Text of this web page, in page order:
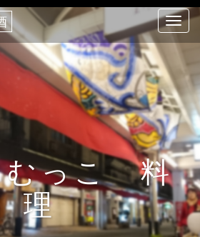
T
o
l
e
n
a
v
i
g
a
むっこ 料
理